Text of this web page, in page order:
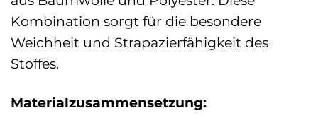
Kombination sorgt für die besondere
Weichheit und Strapazierfähigkeit des
Stoffes.
Materialzusammensetzung: